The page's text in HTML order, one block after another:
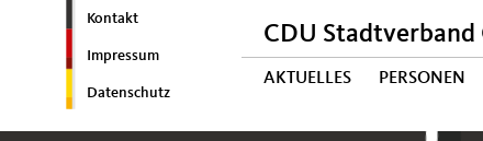
Kontakt
Impressum
Datenschutz
CDU Stadtverband
AKTUELLES PERSONEN